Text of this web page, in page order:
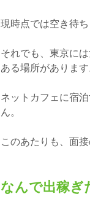
現時点では空き待ち
それでも、東京に
ある場所があります
ネットカフェに宿
ん。
このあたりも、面
なんで出稼ぎ